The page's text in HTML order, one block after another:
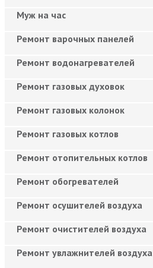
Муж на час
Ремонт варочных панелей
Ремонт водонагревателей
Ремонт газовых духовок
Ремонт газовых колонок
Ремонт газовых котлов
Ремонт отопительных котлов
Ремонт обогревателей
Ремонт осушителей воздуха
Ремонт очистителей воздуха
Ремонт увлажнителей воздуха